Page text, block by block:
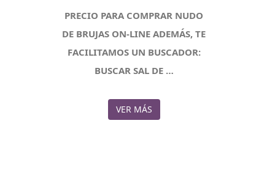
PRECIO PARA COMPRAR NUDO
DE BRUJAS ON-LINE ADEMÁS, TE
FACILITAMOS UN BUSCADOR:
BUSCAR SAL DE …
VER MÁS